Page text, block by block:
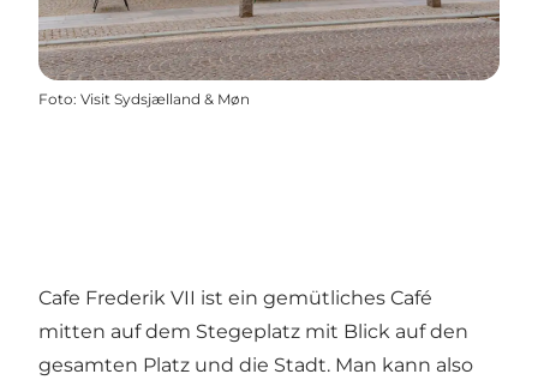
Foto: Visit Sydsjælland & Møn
Cafe Frederik VII ist ein gemütliches Café
mitten auf dem Stegeplatz mit Blick auf den
gesamten Platz und die Stadt. Man kann also